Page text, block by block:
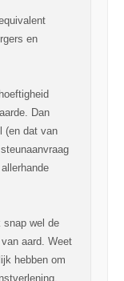
en
Dan
(en dat van
snap wel de
aard. Weet
hebben om